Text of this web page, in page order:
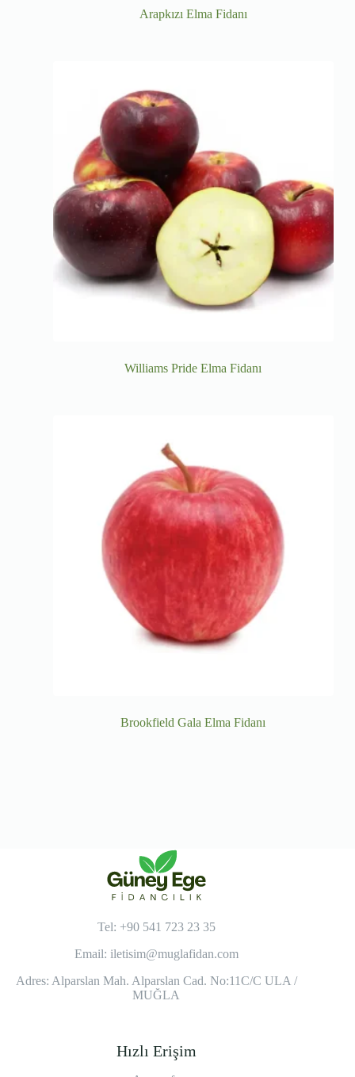
Arapkızı Elma Fidanı
Williams Pride Elma Fidanı
Brookfield Gala Elma Fidanı
Tel: +90 541 723 23 35
Email: iletisim@muglafidan.com
Adres: Alparslan Mah. Alparslan Cad. No:11C/C ULA /
MUĞLA
Hızlı Erişim